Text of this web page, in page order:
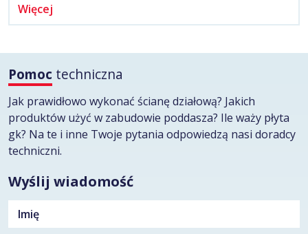
Więcej
Pomoc techniczna
Jak prawidłowo wykonać ścianę działową? Jakich
produktów użyć w zabudowie poddasza? Ile waży płyta
gk? Na te i inne Twoje pytania odpowiedzą nasi doradcy
techniczni.
Wyślij wiadomość